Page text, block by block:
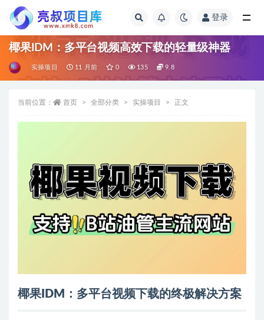
登录
椰果IDM：多平台视频高效下载的轻量级神器
实操项目 11 月前 0 135 9.8
当前位置： 首页 全部分类 实操项目 正文
椰果IDM：多平台视频下载的终极解决方案